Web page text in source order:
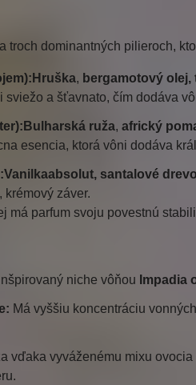
troch dominantných pilieroch,
Hruška, bergamotový
sviežo a šťavnato, čím dodáva
Bulharská ruža, africký
esencia, ktorá vôni dodáva
Vanilkaabsolut, santalové drevo
krémový záver.
má parfum svoju povestnú
niche vôňou Impadia
Má vyššiu koncentráciu
vďaka vyváženému mixu